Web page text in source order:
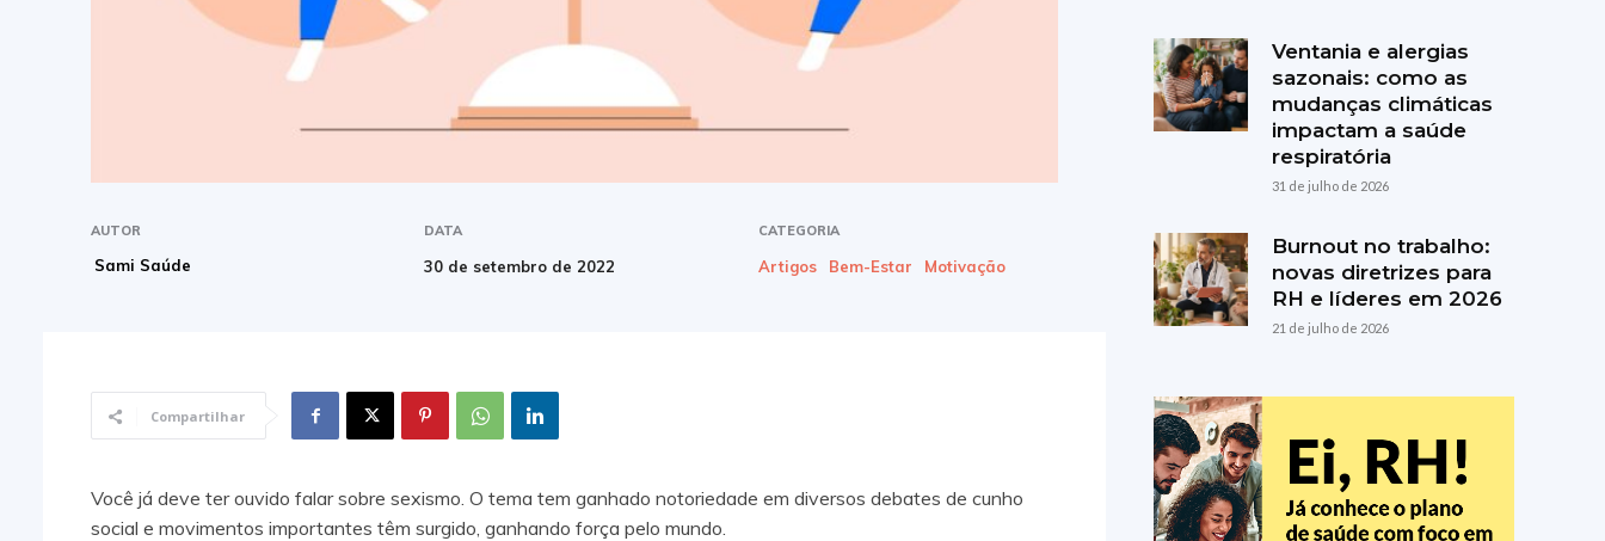
AUTOR
Sami Saúde
DATA
30 de setembro de 2022
CATEGORIA
Artigos Bem-Estar Motivação
Compartilhar
Você já deve ter ouvido falar sobre sexismo. O tema tem ganhado notoriedade em diversos debates de cunho
social e movimentos importantes têm surgido, ganhando força pelo mundo.
Ventania e alergias
sazonais: como as
mudanças climáticas
impactam a saúde
respiratória
31 de julho de 2026
Burnout no trabalho:
novas diretrizes para
RH e líderes em 2026
21 de julho de 2026